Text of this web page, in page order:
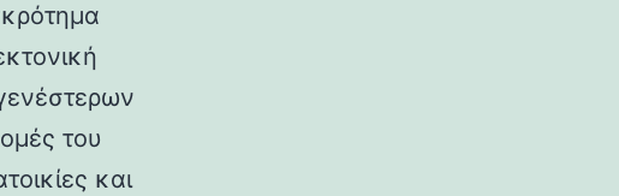
του
και